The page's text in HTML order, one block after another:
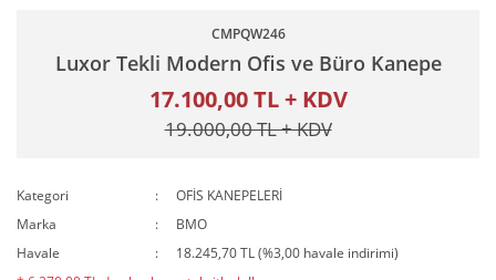
CMPQW246
Luxor Tekli Modern Ofis ve Büro Kanepe
17.100,00 TL + KDV
19.000,00 TL + KDV
Kategori
OFİS KANEPELERİ
Marka
BMO
Havale
18.245,70 TL (%3,00 havale indirimi)